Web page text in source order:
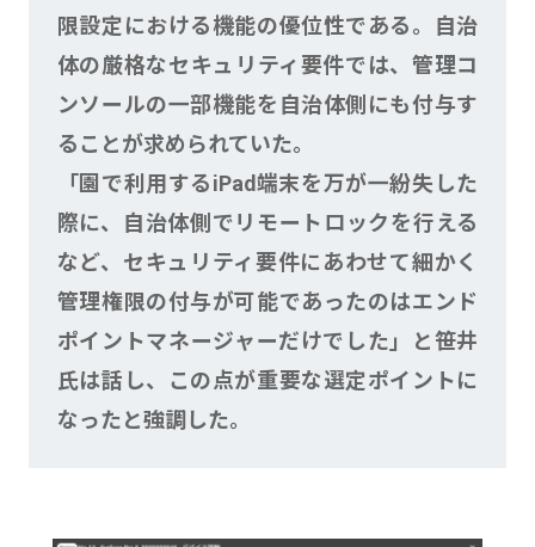
限設定における機能の優位性である。自治
体の厳格なセキュリティ要件では、管理コ
ンソールの一部機能を自治体側にも付与す
ることが求められていた。
「園で利用するiPad端末を万が一紛失した
際に、自治体側でリモートロックを行える
など、セキュリティ要件にあわせて細かく
管理権限の付与が可能であったのはエンド
ポイントマネージャーだけでした」と笹井
氏は話し、この点が重要な選定ポイントに
なったと強調した。